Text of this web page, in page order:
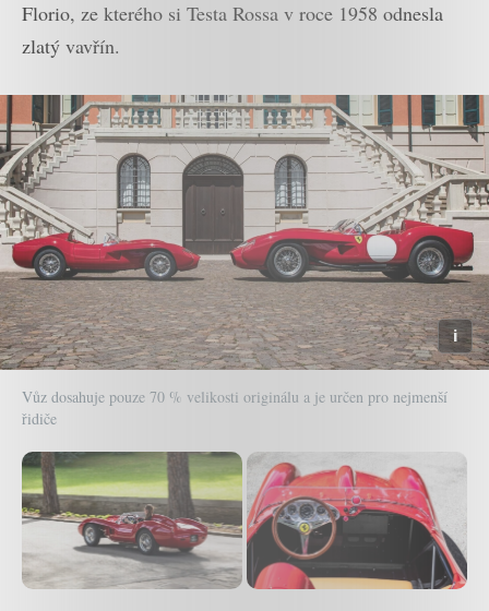
Florio, ze kterého si Testa Rossa v roce 1958 odnesla
zlatý vavřín.
Vůz dosahuje pouze 70 % velikosti originálu a je určen pro nejmenší
řidiče